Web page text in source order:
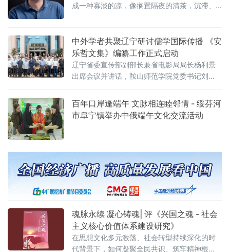
成一种寡淡的凉，像搁置隔夜的清茶，沉滞、
土湿润的潮气，不急不缓地漫过纱窗，轻轻缠
上裸露的手臂。古人写“竹凉侵卧内”，这般夜色
里的凉，从不是单薄的温度。它是立体的、有
质感、有重量的，如薄绸轻覆眉眼，似一声压
中外学者共聚辽宁研讨儒学国际传播 《安
乐哲文集》编纂工作正式启动
辽宁省委宣传部副部长兼省电影局局长杨利景
出席会议并讲话，鞍山师范学院党委书记刘
副理事长安乐哲分别致辞。会议由鞍山师范学
院、商务印书馆、尼山世界儒学中心鞍山师范
学院研究基地联合主办，特邀国际儒学联合会
百年口岸逢端午 文脉相连睦邻情 - 绥芬河
市阜宁镇举办中俄端午文化交流活动
魂脉永续 凝心铸魂| 评《兴国之魂 - 社会
主义核心价值体系建设研究》
在思想文化多元激荡、社会转型持续深化的时
代背景下，如何凝聚全民共识、筑牢精神根